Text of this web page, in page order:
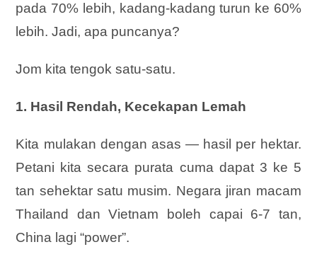
pada 70% lebih, kadang-kadang turun ke 60%
lebih. Jadi, apa puncanya?
Jom kita tengok satu-satu.
1. Hasil Rendah, Kecekapan Lemah
Kita mulakan dengan asas — hasil per hektar.
Petani kita secara purata cuma dapat 3 ke 5
tan sehektar satu musim. Negara jiran macam
Thailand dan Vietnam boleh capai 6-7 tan,
China lagi “power”.